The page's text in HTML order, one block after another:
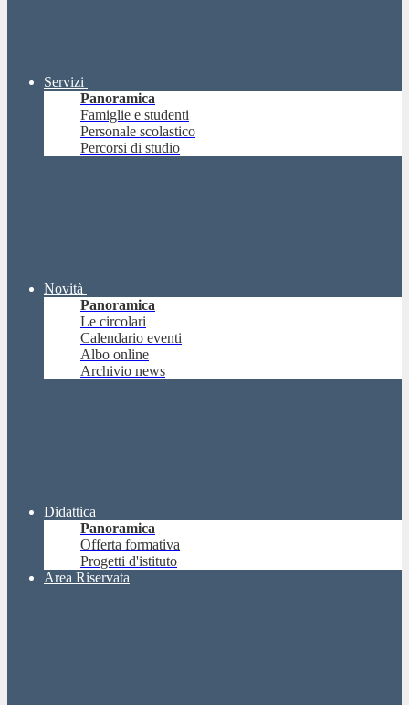
Servizi
Panoramica
Famiglie e studenti
Personale scolastico
Percorsi di studio
Novità
Panoramica
Le circolari
Calendario eventi
Albo online
Archivio news
Didattica
Panoramica
Offerta formativa
Progetti d'istituto
Area Riservata